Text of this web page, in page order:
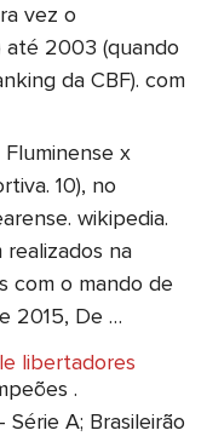
vez o
até 2003 (quando
da CBF). com
x
10), no
wikipedia.
na
com o mando de
2015, De …
libertadores
.
A; Brasileirão